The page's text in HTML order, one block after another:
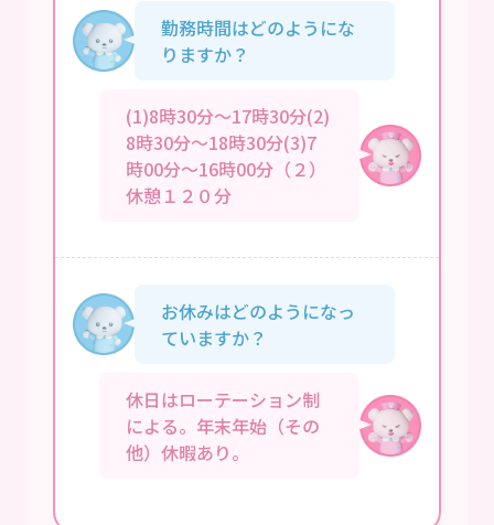
勤務時間はどのようにな
りますか？
(1)8時30分～17時30分(2)
8時30分～18時30分(3)7
時00分～16時00分（２）
休憩１２０分
お休みはどのようになっ
ていますか？
休日はローテーション制
による。年末年始（その
他）休暇あり。